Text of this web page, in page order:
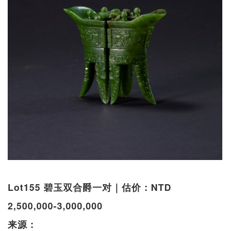
Lot155 碧玉双合爵一对｜估价：NTD
2,500,000-3,000,000
来源：